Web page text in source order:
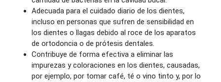
Adecuada para el cuidado diario de los dientes,
incluso en personas que sufren de sensibilidad en
los dientes o llagas debido al roce de los aparatos
de ortodoncia o de prótesis dentales.
Contribuye de forma efectiva a eliminar las
impurezas y coloraciones en los dientes, causadas,
por ejemplo, por tomar café, té o vino tinto y, por lo